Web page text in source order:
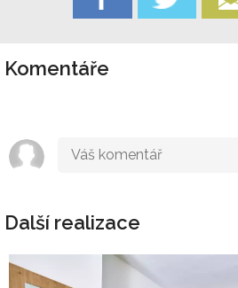
Komentáře
Další realizace